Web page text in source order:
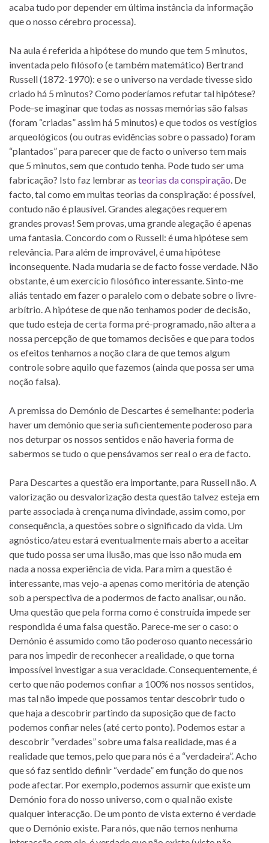
acaba tudo por depender em última instância da informação
que o nosso cérebro processa).
Na aula é referida a hipótese do mundo que tem 5 minutos,
inventada pelo filósofo (e também matemático) Bertrand
Russell (1872-1970): e se o universo na verdade tivesse sido
criado há 5 minutos? Como poderíamos refutar tal hipótese?
Pode-se imaginar que todas as nossas memórias são falsas
(foram “criadas” assim há 5 minutos) e que todos os vestígios
arqueológicos (ou outras evidências sobre o passado) foram
“plantados” para parecer que de facto o universo tem mais
que 5 minutos, sem que contudo tenha. Pode tudo ser uma
fabricação? Isto faz lembrar as teorias da conspiração . De
facto, tal como em muitas teorias da conspiração: é possível,
contudo não é plausível. Grandes alegações requerem
grandes provas! Sem provas, uma grande alegação é apenas
uma fantasia. Concordo com o Russell: é uma hipótese sem
relevância. Para além de improvável, é uma hipótese
inconsequente. Nada mudaria se de facto fosse verdade. Não
obstante, é um exercício filosófico interessante. Sinto-me
aliás tentado em fazer o paralelo com o debate sobre o livre-
arbítrio. A hipótese de que não tenhamos poder de decisão,
que tudo esteja de certa forma pré-programado, não altera a
nossa percepção de que tomamos decisões e que para todos
os efeitos tenhamos a noção clara de que temos algum
controle sobre aquilo que fazemos (ainda que possa ser uma
noção falsa).
A premissa do Demónio de Descartes é semelhante: poderia
haver um demónio que seria suficientemente poderoso para
nos deturpar os nossos sentidos e não haveria forma de
sabermos se tudo o que pensávamos ser real o era de facto.
Para Descartes a questão era importante, para Russell não. A
valorização ou desvalorização desta questão talvez esteja em
parte associada à crença numa divindade, assim como, por
consequência, a questões sobre o significado da vida. Um
agnóstico/ateu estará eventualmente mais aberto a aceitar
que tudo possa ser uma ilusão, mas que isso não muda em
nada a nossa experiência de vida. Para mim a questão é
interessante, mas vejo-a apenas como meritória de atenção
sob a perspectiva de a podermos de facto analisar, ou não.
Uma questão que pela forma como é construída impede ser
respondida é uma falsa questão. Parece-me ser o caso: o
Demónio é assumido como tão poderoso quanto necessário
para nos impedir de reconhecer a realidade, o que torna
impossível investigar a sua veracidade. Consequentemente, é
certo que não podemos confiar a 100% nos nossos sentidos,
mas tal não impede que possamos tentar descobrir tudo o
que haja a descobrir partindo da suposição que de facto
podemos confiar neles (até certo ponto). Podemos estar a
descobrir “verdades” sobre uma falsa realidade, mas é a
realidade que temos, pelo que para nós é a “verdadeira”. Acho
que só faz sentido definir “verdade” em função do que nos
pode afectar. Por exemplo, podemos assumir que existe um
Demónio fora do nosso universo, com o qual não existe
qualquer interacção. De um ponto de vista externo é verdade
que o Demónio existe. Para nós, que não temos nenhuma